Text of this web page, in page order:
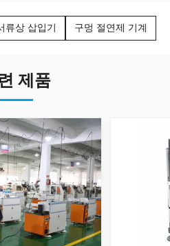
류상 삽입기 구멍 절연제 기계
제품